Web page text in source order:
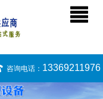
咨询电话： 13369211976